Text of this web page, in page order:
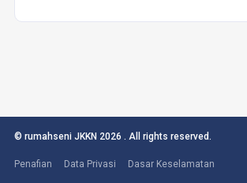
© rumahseni JKKN 2026 . All rights reserved.
Penafian Data Privasi Dasar Keselamatan